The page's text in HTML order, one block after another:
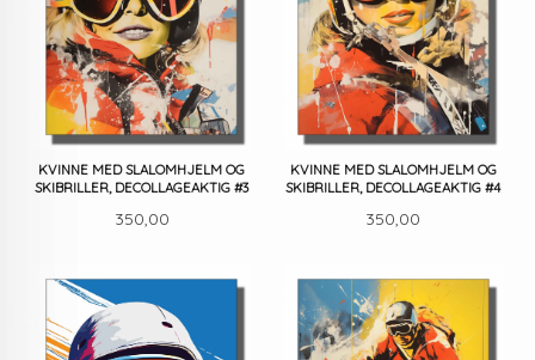
KVINNE MED SLALOMHJELM OG
SKIBRILLER, DECOLLAGEAKTIG #3
Pris
350,00
KVINNE MED SLALOMHJELM OG
SKIBRILLER, DECOLLAGEAKTIG #4
Pris
350,00